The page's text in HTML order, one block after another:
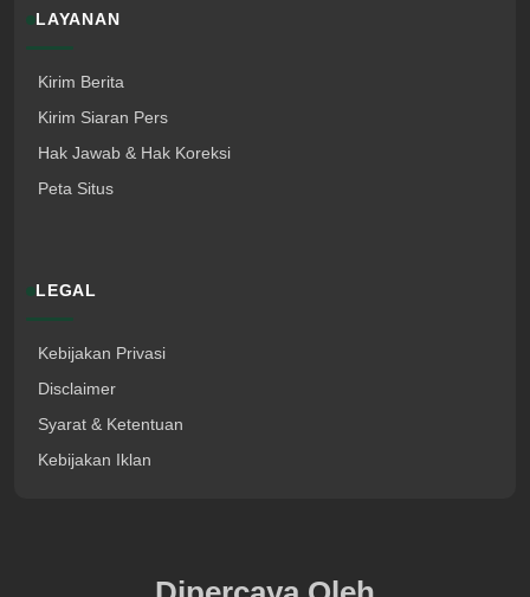
LAYANAN
Kirim Berita
Kirim Siaran Pers
Hak Jawab & Hak Koreksi
Peta Situs
LEGAL
Kebijakan Privasi
Disclaimer
Syarat & Ketentuan
Kebijakan Iklan